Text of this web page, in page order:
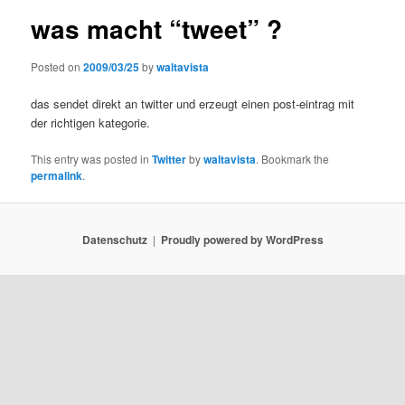
was macht “tweet” ?
Posted on2009/03/25bywaltavista
das sendet direkt an twitter und erzeugt einen post-eintrag mit
der richtigen kategorie.
This entry was posted inTwitterbywaltavista. Bookmark the
permalink.
Datenschutz Proudly powered by WordPress